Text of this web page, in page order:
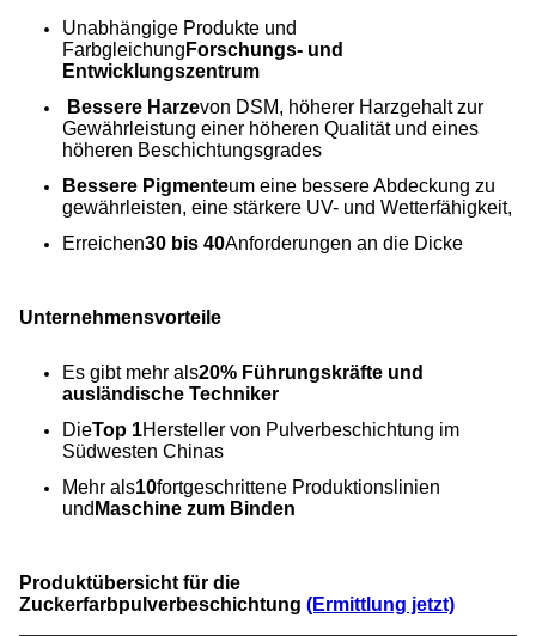
Unabhängige Produkte und
Farbgleichung Forschungs- und
Entwicklungszentrum
Bessere Harzevon DSM, höherer Harzgehalt zur
Gewährleistung einer höheren Qualität und eines
höheren Beschichtungsgrades
Bessere Pigmenteum eine bessere Abdeckung zu
gewährleisten, eine stärkere UV- und Wetterfähigkeit,
Erreichen30 bis 40Anforderungen an die Dicke
Unternehmensvorteile
Es gibt mehr als20% Führungskräfte und
ausländische Techniker
DieTop 1Hersteller von Pulverbeschichtung im
Südwesten Chinas
Mehr als10fortgeschrittene Produktionslinien
und Maschine zum Binden
Produktübersicht für die
Zuckerfarbpulverbeschichtung (Ermittlung jetzt)